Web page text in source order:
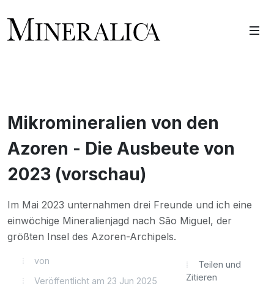
Mikromineralien von den
Azoren - Die Ausbeute von
2023 (vorschau)
Im Mai 2023 unternahmen drei Freunde und ich eine
einwöchige Mineralienjagd nach São Miguel, der
größten Insel des Azoren-Archipels.
von
Veröffentlicht am 23 Jun 2025
Teilen und
Zitieren